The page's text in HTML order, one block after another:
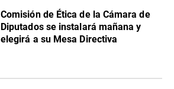
Comisión de Ética de la Cámara de
Diputados se instalará mañana y
elegirá a su Mesa Directiva